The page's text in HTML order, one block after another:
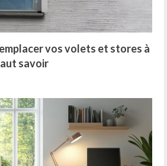
vos volets et stores à
savoir